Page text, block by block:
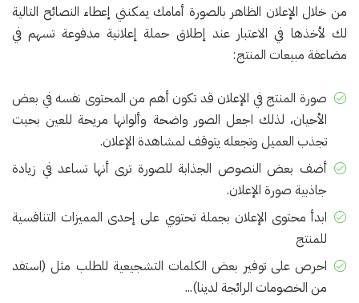
من خلال الإعلان الظاهر بالصورة أمامك يمكنني إعطاء النصائح التالية
لك لأخذها في الاعتبار عند إطلاق حملة إعلانية مدفوعة تسهم في
مضاعفة مبيعات المنتج:
صورة المنتج في الإعلان قد تكون أهم من المحتوى نفسه في بعض
الأحيان، لذلك اجعل الصور واضحة وألوانها مريحة للعين بحيث
تجذب العميل وتجعله يتوقف لمشاهدة الإعلان.
أضف بعض النصوص الجذابة للصورة ترى أنها تساعد في زيادة
جاذبية صورة الإعلان.
ابدأ محتوى الإعلان بجملة تحتوي على إحدى المميزات التنافسية
للمنتج
احرص على توفير بعض الكلمات التشجيعية للطلب مثل (استفد
من الخصومات الرائجة لدينا)...